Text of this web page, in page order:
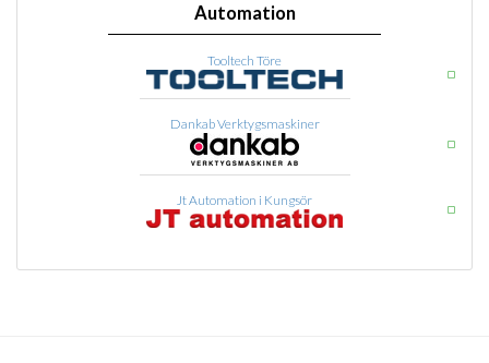
Automation
Tooltech Töre
Dankab Verktygsmaskiner
Jt Automation i Kungsör